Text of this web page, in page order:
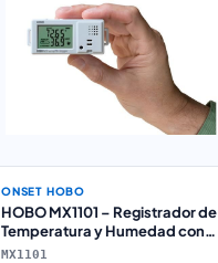
ONSET HOBO
HOBO MX1101 – Registrador de
Temperatura y Humedad con
Bluetooth
MX1101